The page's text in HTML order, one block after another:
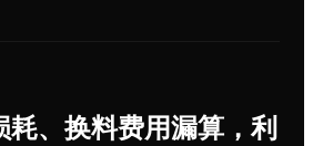
耗、换料费用漏算，利